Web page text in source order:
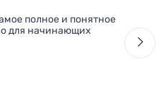
полное и понятное
для начинающих